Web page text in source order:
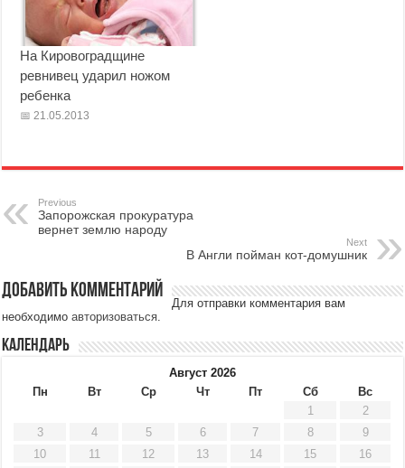
На Кировоградщине
ревнивец ударил ножом
ребенка
21.05.2013
Previous
Запорожская прокуратура
вернет землю народу
Next
В Англи пойман кот-домушник
Добавить комментарий
Для отправки комментария вам
необходимоавторизоваться.
Календарь
Август 2026
Пн
Вт Ср Чт Пт Сб
Вс
1
2
3
4 5 6 7 8
9
10
11 12 13 14 15
16